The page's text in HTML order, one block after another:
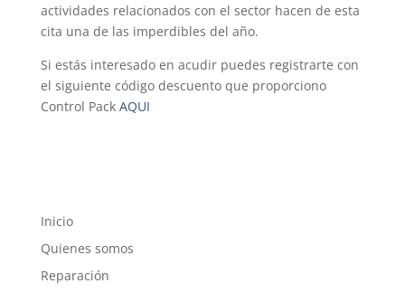
actividades relacionados con el sector hacen de esta
cita una de las imperdibles del año.
Si estás interesado en acudir puedes registrarte con
el siguiente código descuento que proporciono
Control Pack AQUI
Inicio
Quienes somos
Reparación